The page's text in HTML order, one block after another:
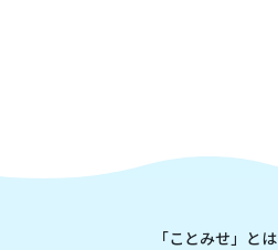
「ことみせ」とは